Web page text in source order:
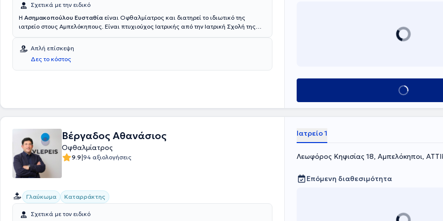
Σχετικά με την ειδικό
Η Ασημακοπούλου Ευσταθία είναι Οφθαλμίατρος και διατηρεί το ιδιωτικό της
ιατρείο στους Αμπελόκηπους. Είναι πτυχιούχος Ιατρικής από την Ιατρική Σχολή της
του Γ. Γεννηματάς. Η ιατρός διατελεί επιστημονική συνεργάτης του Οφθαλμολογικού
Αθηνών καθώς και του Metropolitan.
Απλή επίσκεψη
Δες το κόστος
Κλείσε ραντεβού
Βέργαδος Αθανάσιος
Οφθαλμίατρος
9.9|94 αξιολογήσεις
Γλαύκωμα Καταρράκτης
Σχετικά με τον ειδικό
Ιατρείο 1
Λεωφόρος Κηφισίας 18, Αμπελόκηποι,
Επόμενη διαθεσιμότητα